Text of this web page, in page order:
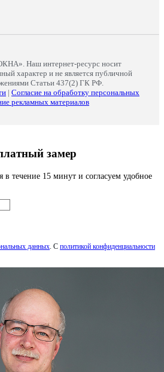
Наш интернет-ресурс носит
характер и не является публичной
Статьи 437(2) ГК РФ.
| Согласие на обработку персональных
рекламных материалов
замер
течение 15 минут и согласуем удобное
данных. С политикой конфиденциальности